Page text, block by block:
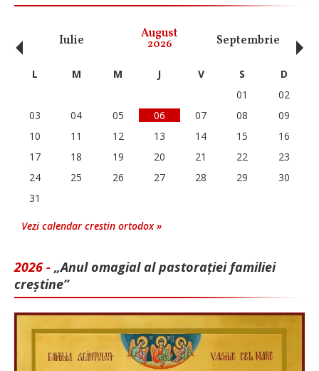
Iulie August
2026 Septembrie
‹ L M M J V S
D
01
02
03
04 05 06 07 08
09
10
11 12 13 14 15
16
17
18 19 20 21 22
23
24
25 26 27 28 29
30
31
Vezi calendar crestin ortodox »
2026 - „Anul omagial al pastorației familiei
creștine”